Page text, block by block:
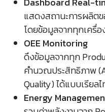
แสดงสถานะการผลิต
โดยข้อมูลจากทุกเครื่
OEE Monitoring
ดึงข้อมูลจากทุก
คำนวณประสิทธิภาพ
Quality) ได้แบบเรียล
Energy